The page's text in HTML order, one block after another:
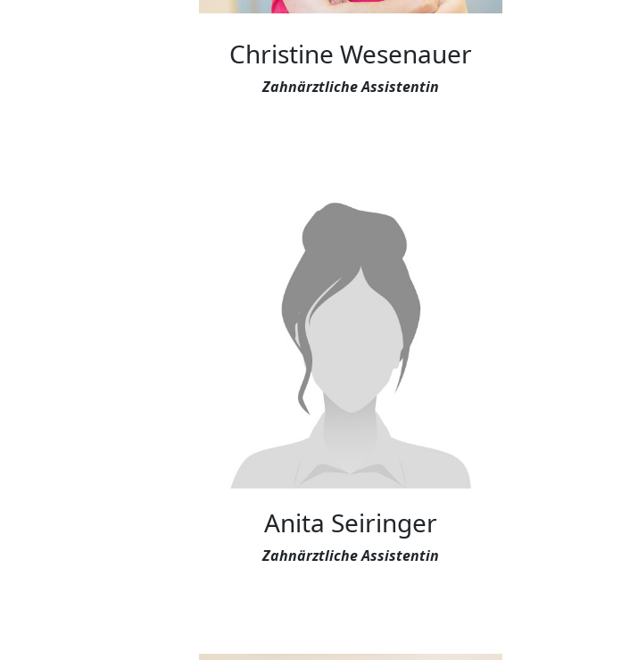
Christine Wesenauer
Zahnärztliche Assistentin
Anita Seiringer
Zahnärztliche Assistentin